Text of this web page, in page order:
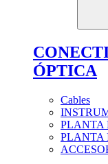
ÓPTICA
Cables
PLANTA
PLANTA